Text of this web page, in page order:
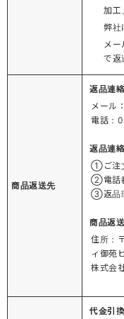
加工
弊社
メー
で返
商品返送先
返品連
メール：
電話：
返品連
①ご注
②電話
③返品
商品返
住所：
ィ御苑
株式会
代金引